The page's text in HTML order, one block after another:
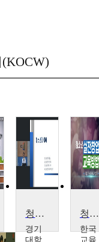
청소년복지론
경기
대학
청소년 실전창업 교육방법의 이해
한국
교육